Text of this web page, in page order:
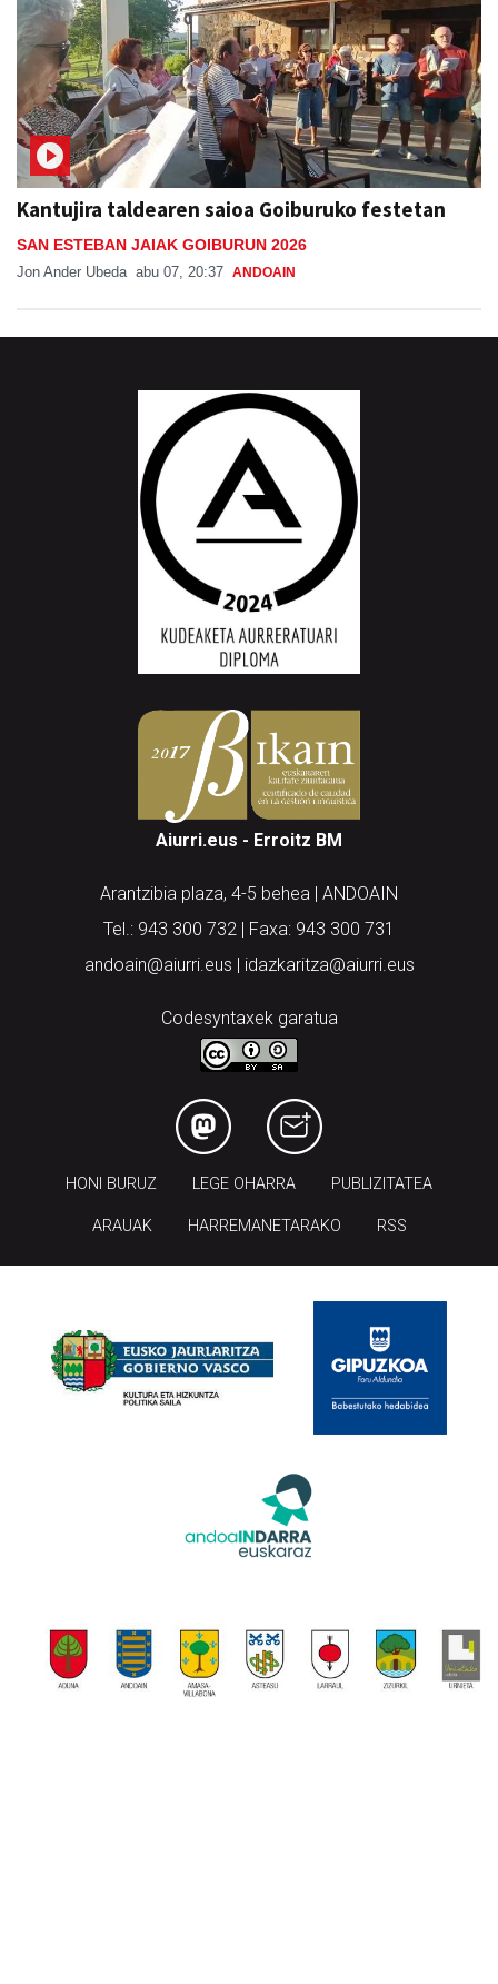
Kantujira taldearen saioa Goiburuko festetan
SAN ESTEBAN JAIAK GOIBURUN 2026
Jon Ander Ubeda abu 07, 20:37 ANDOAIN
Aiurri.eus - Erroitz BM
Arantzibia plaza, 4-5 behea | ANDOAIN
Tel.: 943 300 732 | Faxa: 943 300 731
andoain@aiurri.eus | idazkaritza@aiurri.eus
Codesyntaxek garatua
HONI BURUZ LEGE OHARRA PUBLIZITATEA
ARAUAK HARREMANETARAKO RSS